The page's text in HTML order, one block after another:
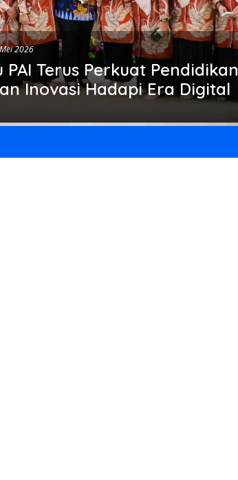
2026
Terus Perkuat Pendidikan
Inovasi Hadapi Era Digital